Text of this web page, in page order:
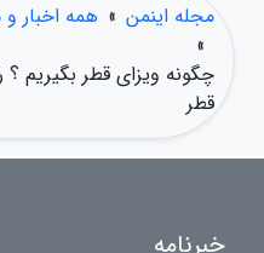
مجله اینمن » همه اخبار و
»
چگونه ویزای قطر بگیریم
قطر